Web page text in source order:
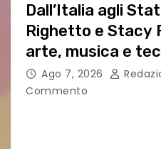
Dall’Italia agli
Righetto e Stacy
arte, musica e
nuovo progetto
Ago 7, 2026
Commento